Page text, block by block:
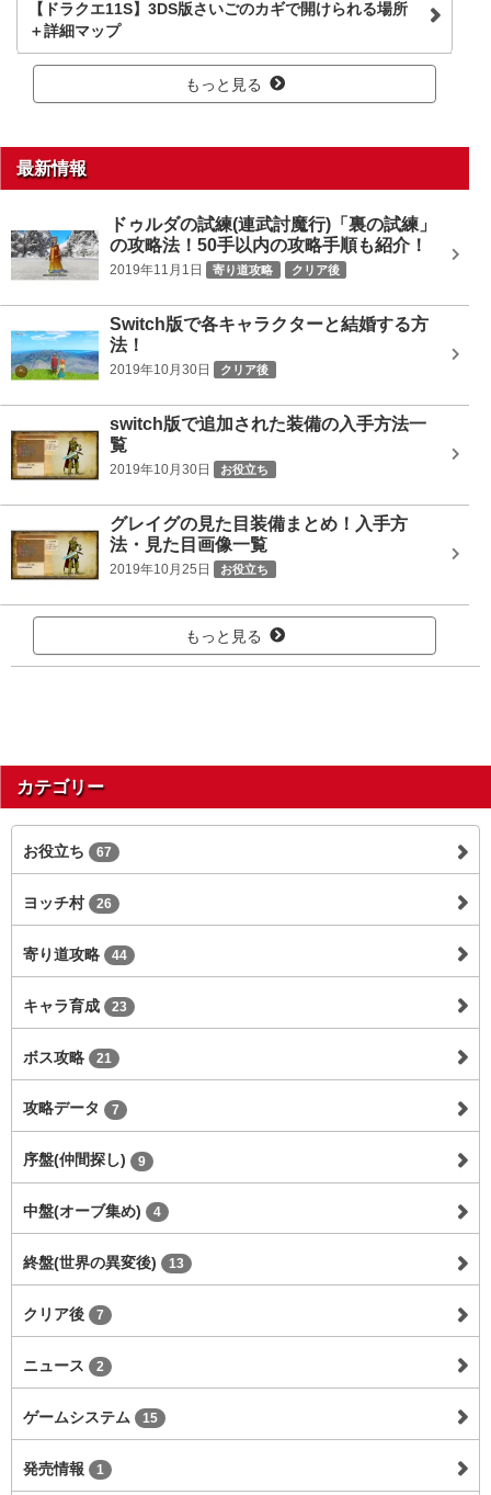
【ドラクエ11S】3DS版さいごのカギで開けられる場所
＋詳細マップ
もっと見る
最新情報
ドゥルダの試練(連武討魔行)「裏の試練」
の攻略法！50手以内の攻略手順も紹介！
2019年11月1日 寄り道攻略 クリア後
Switch版で各キャラクターと結婚する方
法！
2019年10月30日 クリア後
switch版で追加された装備の入手方法一
覧
2019年10月30日 お役立ち
グレイグの見た目装備まとめ！入手方
法・見た目画像一覧
2019年10月25日 お役立ち
もっと見る
カテゴリー
お役立ち 67
ヨッチ村 26
寄り道攻略 44
キャラ育成 23
ボス攻略 21
攻略データ 7
序盤(仲間探し) 9
中盤(オーブ集め) 4
終盤(世界の異変後) 13
クリア後 7
ニュース 2
ゲームシステム 15
発売情報 1